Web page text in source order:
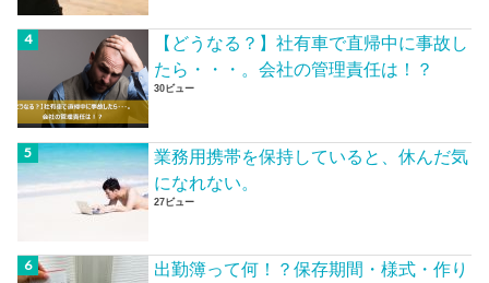
【どうなる？】社有車で直帰中に事故し
たら・・・。会社の管理責任は！？
30ビュー
業務用携帯を保持していると、休んだ気
になれない。
27ビュー
出勤簿って何！？保存期間・様式・作り